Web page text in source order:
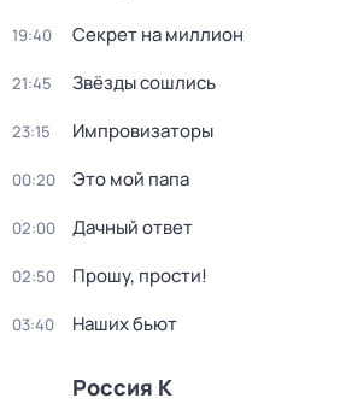
19:40 Секрет на миллион
21:45 Звёзды сошлись
23:15 Импровизаторы
00:20 Это мой папа
02:00 Дачный ответ
02:50 Прошу, прости!
03:40 Наших бьют
Россия К